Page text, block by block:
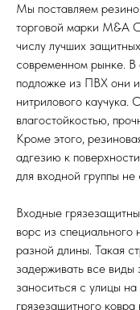
Мы поставляем
торговой марки M&A
числу лучших
современном рынке. В
подложке из ПВХ они
нитрилового каучука.
влагостойкостью,
Кроме этого,
адгезию к
для входной группы не
Входные
ворс из специального
разной длины. Такая
задерживать все виды
заноситься с улицы
грязезащитного